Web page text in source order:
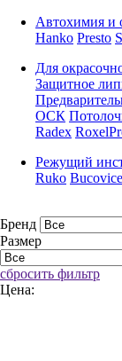
Автохимия и
Hanko Presto
Для
Защитное
ОСК
Radex
Режущий
Ruko
Бренд
Размер
сбросить фильтр
Цена: